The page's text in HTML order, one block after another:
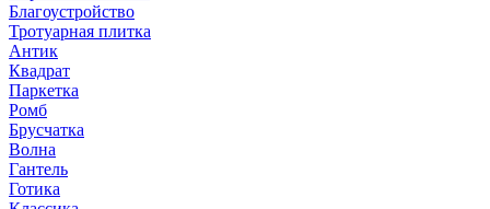
Благоустройство
Тротуарная плитка
Антик
Квадрат
Паркетка
Ромб
Брусчатка
Волна
Гантель
Готика